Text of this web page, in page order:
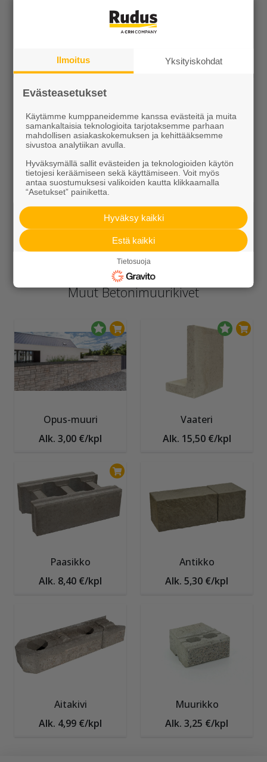
Saatat tarvita myös näitä tuotteita
Kiviliima PU700
Kiviainekset
Muut Betonimuurikivet
Opus-muuri
Alk. 3,00 €/kpl
Vaateri
Alk. 15,50 €/kpl
Paasikko
Alk. 8,40 €/kpl
Antikko
Alk. 5,30 €/kpl
Aitakivi
Alk. 4,99 €/kpl
Muurikko
Alk. 3,25 €/kpl
Ilmoitus Yksityiskohdat
Evästeasetukset
Käytämme kumppaneidemme kanssa evästeitä ja muita
samankaltaisia teknologioita tarjotaksemme parhaan
mahdollisen asiakaskokemuksen ja kehittääksemme
sivustoa analytiikan avulla.
Hyväksymällä sallit evästeiden ja teknologioiden käytön
tietojesi keräämiseen sekä käyttämiseen. Voit myös
antaa suostumuksesi valikoiden kautta klikkaamalla
“Asetukset” painiketta.
Hyväksy kaikki
Estä kaikki
Tietosuoja